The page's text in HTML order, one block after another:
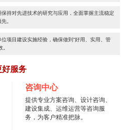
持对先进技术的研究与应用，全面掌握主流稳定
。
项目建设实施经验，确保做到“好用、实用、管
好服务
咨询中心
提供专业方案咨询、设计咨询、
建设集成、运维运营等咨询服
务，为客户精准把脉。